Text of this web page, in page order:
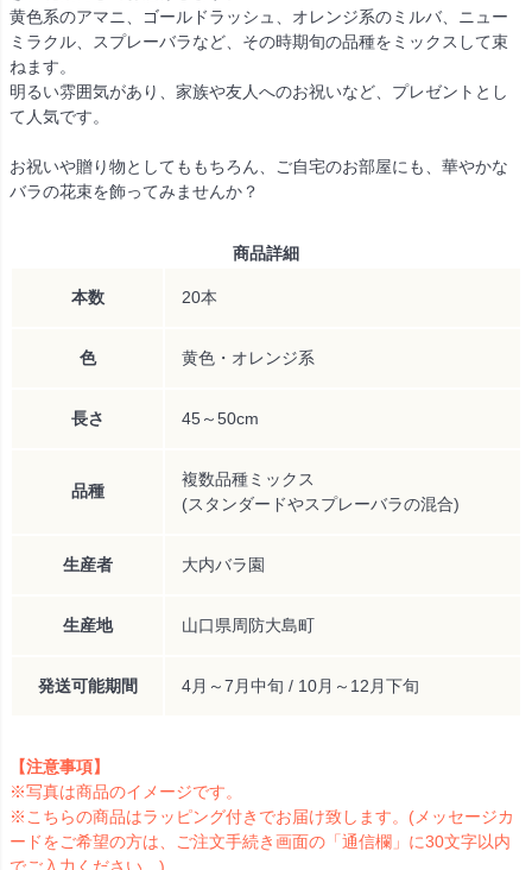
黄色系のアマニ、ゴールドラッシュ、オレンジ系のミルバ、ニュー
ミラクル、スプレーバラなど、その時期旬の品種をミックスして束
ねます。
明るい雰囲気があり、家族や友人へのお祝いなど、プレゼントとし
て人気です。
お祝いや贈り物としてももちろん、ご自宅のお部屋にも、華やかな
バラの花束を飾ってみませんか？
商品詳細
本数 20本
色 黄色・オレンジ系
長さ 45～50cm
品種
複数品種ミックス
(スタンダードやスプレーバラの混合)
生産者 大内バラ園
生産地 山口県周防大島町
発送可能期間 4月～7月中旬 / 10月～12月下旬
【注意事項】
※写真は商品のイメージです。
※こちらの商品はラッピング付きでお届け致します。(メッセージカ
ードをご希望の方は、ご注文手続き画面の「通信欄」に30文字以内